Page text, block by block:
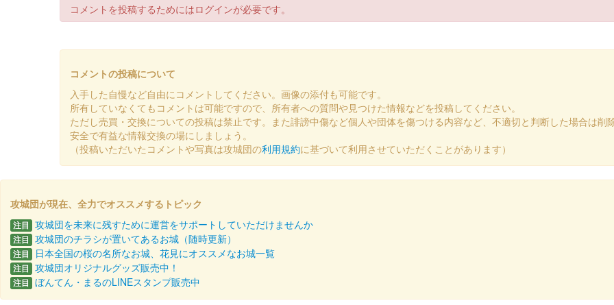
販売終了
沼田城址 御城印
販売終了
沼田城跡 御城印 冬至
販売終了
沼田城址 御城印 十三夜
販売終了
沼田城跡 御城印
コメントを投稿するためにはログインが必要です。
コメントの投稿について
入手した自慢など自由にコメントしてください。画像の添付も可能です。
所有していなくてもコメントは可能ですので、所有者への質問や見つけた情報などを投稿してください。
ただし売買・交換についての投稿は禁止です。また誹謗中傷など個人や団体を傷つける内容など、不適切と判断した場合は削
安全で有益な情報交換の場にしましょう。
（投稿いただいたコメントや写真は攻城団の利用規約に基づいて利用させていただくことがあります）
攻城団が現在、全力でオススメするトピック
注目 攻城団を未来に残すために運営をサポートしていただけませんか
注目 攻城団のチラシが置いてあるお城（随時更新）
注目 日本全国の桜の名所なお城、花見にオススメなお城一覧
注目 攻城団オリジナルグッズ販売中！
注目 ぼんてん・まるのLINEスタンプ販売中